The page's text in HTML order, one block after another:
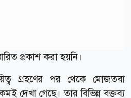
প্রকাশ করা হয়নি।
গ্রহণের পর থেকে মোজতবা
দেখা গেছে। তার বিভিন্ন বক্তব্য